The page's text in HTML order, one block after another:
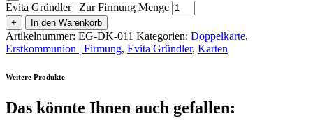
Evita Gründler | Zur Firmung Menge
+ In den Warenkorb
Artikelnummer: EG-DK-011 Kategorien: Doppelkarte,
Erstkommunion | Firmung, Evita Gründler, Karten
Weitere Produkte
Das könnte Ihnen auch gefallen: